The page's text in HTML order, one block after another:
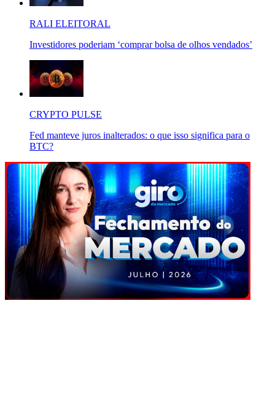
RALI ELEITORAL
Investidores poderiam ‘comprar bolsa de olhos vendados’
CRYPTO PULSE
Fed manteve juros inalterados: o que isso significa para o
BTC?